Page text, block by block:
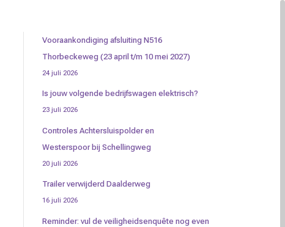
Vooraankondiging afsluiting N516
Thorbeckeweg (23 april t/m 10 mei 2027)
24 juli 2026
Is jouw volgende bedrijfswagen elektrisch?
23 juli 2026
Controles Achtersluispolder en
Westerspoor bij Schellingweg
20 juli 2026
Trailer verwijderd Daalderweg
16 juli 2026
Reminder: vul de veiligheidsenquête nog even